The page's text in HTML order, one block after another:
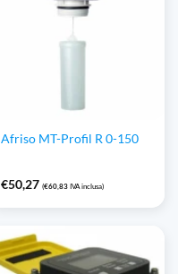
Afriso MT-Profil R 0-150
€50,27 (€60,83 IVA inclusa)